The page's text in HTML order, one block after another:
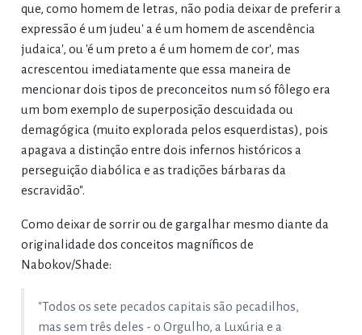
que, como homem de letras, não podia deixar de preferir a
expressão é um judeu' a é um homem de ascendência
judaica', ou 'é um preto a é um homem de cor', mas
acrescentou imediatamente que essa maneira de
mencionar dois tipos de preconceitos num só fôlego era
um bom exemplo de superposição descuidada ou
demagógica (muito explorada pelos esquerdistas), pois
apagava a distinção entre dois infernos históricos a
perseguição diabólica e as tradições bárbaras da
escravidão".
Como deixar de sorrir ou de gargalhar mesmo diante da
originalidade dos conceitos magníficos de
Nabokov/Shade:
"Todos os sete pecados capitais são pecadilhos,
mas sem três deles - o Orgulho, a Luxúria e a